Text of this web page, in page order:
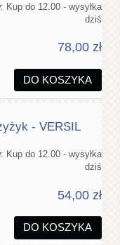
Kup do 12.00 - wysyłka
dziś
78,00 zł
DO KOSZYKA
- VERSIL
Kup do 12.00 - wysyłka
dziś
54,00 zł
DO KOSZYKA